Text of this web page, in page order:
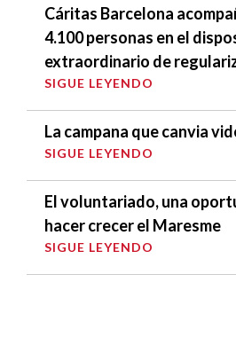
Cáritas Barcelona
4.100 personas en el
extraordinario de
SIGUE LEYENDO
La campana que canvia
SIGUE LEYENDO
El voluntariado, una
hacer crecer el Maresme
SIGUE LEYENDO